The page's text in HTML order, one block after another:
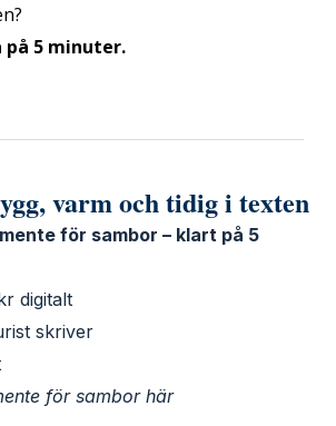
5 minuter.
varm och tidig i texten
för sambor – klart på 5
digitalt
skriver
för sambor här